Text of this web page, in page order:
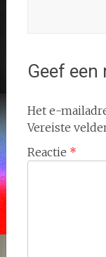
Geef een
Het e-
Vereiste
Reactie *